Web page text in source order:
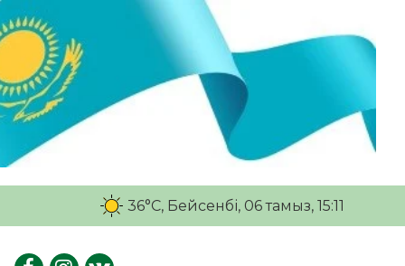
36°C, Бейсенбі, 06 тамыз, 15:11